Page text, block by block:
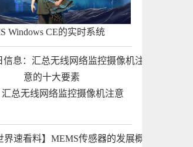
Windows CE的实时系统
总无线网络监控摄像机注意